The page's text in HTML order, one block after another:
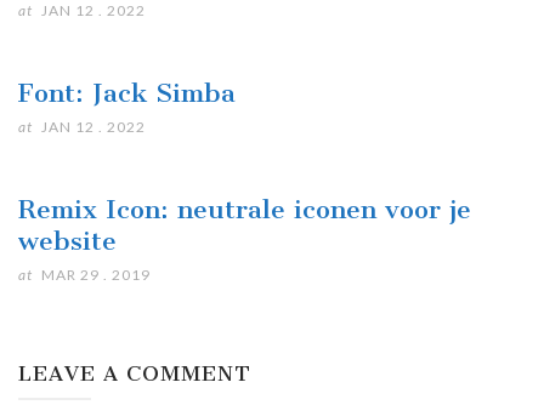
at JAN 12 . 2022
Font: Jack Simba
at JAN 12 . 2022
Remix Icon: neutrale iconen voor je
website
at MAR 29 . 2019
LEAVE A COMMENT